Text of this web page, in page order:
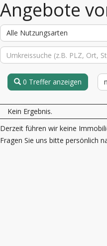
Angebote
Alle Nutzungsarten
0 Treffer anzeigen
Kein Ergebnis.
Derzeit führen wir keine
Fragen Sie uns bitte persönlich